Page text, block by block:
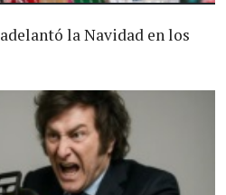
la Navidad en los